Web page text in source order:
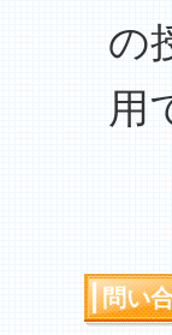
の
用
問い